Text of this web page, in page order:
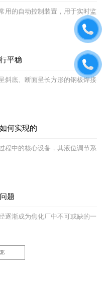
用的自动控制装置，用于实时监
平稳
斜底、断面呈长方形的钢板焊接
何实现的
程中的核心设备，其液位调节系
题
逐渐成为焦化厂中不可或缺的一